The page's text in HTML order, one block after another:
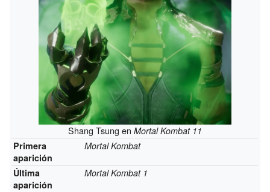
Shang Tsung en Mortal Kombat 11
Primera
aparición
Mortal Kombat
Última
aparición
Mortal Kombat 1